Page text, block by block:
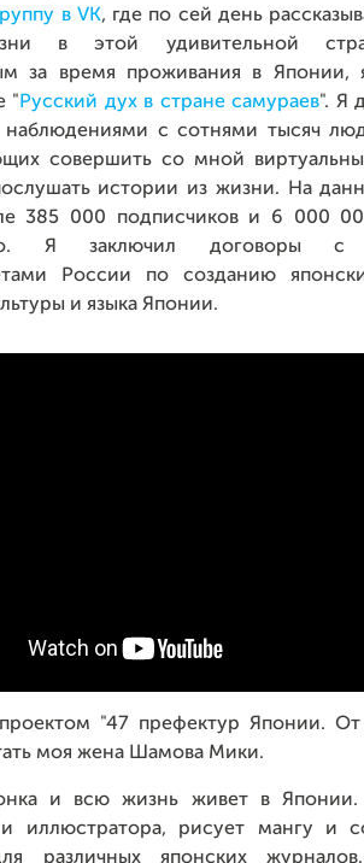
в VK, где по сей день
в этой удивительной
за время проживания в Японии,
" Русский дух в стране самураев". Я
с сотнями тысяч
совершить со мной
истории из жизни. На
385 000 подписчиков и 6 000
Я заключил договоры с
России по созданию
и языка Японии.
проектом "47 префектур Японии.
моя жена Шамова Мики.
и всю жизнь живет в Японии.
иллюстратора, рисует мангу и
различных японских